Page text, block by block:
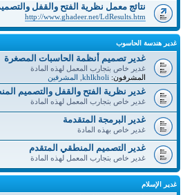
نتائج معمل نظرية الفتح والقفل
http://www.ghadeer.net/LdResults.htm
غدير هندسة الحاسوب
غدير تصميم أنظمة الحاسبات المصغرة
غدير خاص بتجارب المعمل لهذه المادة
المشرفون: khlkholi المشرفين
غدير نظرية الفتح والقفل والتصميم
غدير خاص بتجارب المعمل لهذه المادة
غدير البرمجة المتقدمة
غدير خاص بهذه المادة
غدير التصميم المنطقي المتقدم
غدير خاص بتجارب المعمل لهذه المادة
غدير الإسلام